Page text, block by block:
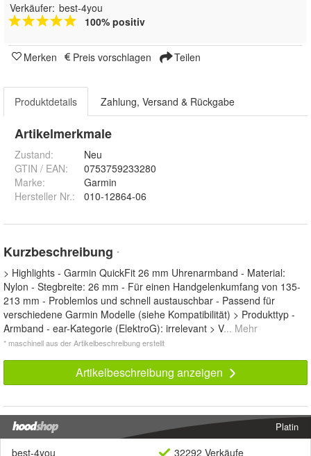
Verkäufer: best-4you
100% positiv
Merken Preis vorschlagen Teilen
Produktdetails Zahlung, Versand & Rückgabe
Artikelmerkmale
Zustand:
Neu
GTIN / EAN:
0753759233280
Marke:
Garmin
Hersteller Nr.:
010-12864-06
Kurzbeschreibung *
> Highlights - Garmin QuickFit 26 mm Uhrenarmband - Material:
Nylon - Stegbreite: 26 mm - Für einen Handgelenkumfang von 135-
213 mm - Problemlos und schnell austauschbar - Passend für
verschiedene Garmin Modelle (siehe Kompatibilität) > Produkttyp -
Armband - ear-Kategorie (ElektroG): irrelevant > V... Mehr
* maschinell aus der Artikelbeschreibung erstellt
Artikelbeschreibung anzeigen
Platin
best-4you
32292 Verkäufe